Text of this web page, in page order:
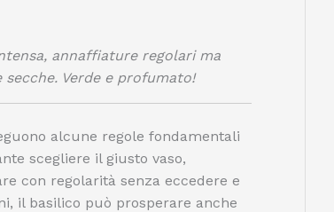
annaffiature regolari ma
Verde e profumato!
alcune regole fondamentali
scegliere il giusto vaso,
con regolarità senza eccedere e
il basilico può prosperare anche